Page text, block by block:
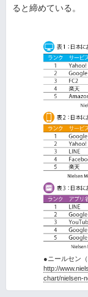
ると締めている。
●ニールセン（
http://
chart/nielsen-